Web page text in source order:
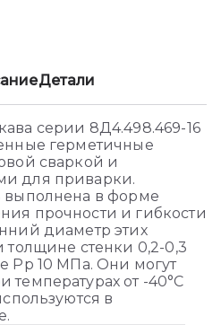
Детали
серии 8Д4.498.469-16
герметичные
сваркой и
для приварки.
выполнена в форме
прочности и гибкости
диаметр этих
стенки 0,2-0,3
Pp 10 МПа. Они могут
от -40°C
в